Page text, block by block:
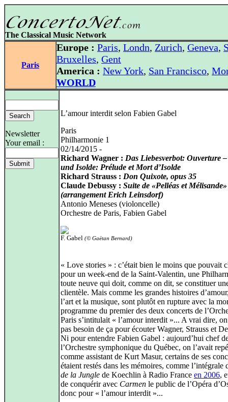
The Classical Music Network
Paris
Europe : Paris, Londn, Zurich, Geneva,
Bruxelles, Gent
America : New York, San Francisco,
WORLD
Newsletter
Your email :
L’amour interdit selon Fabien Gabel
Paris
Philharmonie 1
02/14/2015 -
Richard Wagner : Das Liebesverbot: Ouverture
und Isolde: Prélude et Mort d’Isolde
Richard Strauss : Don Quixote, opus 35
Claude Debussy : Suite de «Pelléas et Mélisande»
(arrangement Erich Leinsdorf)
Antonio Meneses (violoncelle)
Orchestre de Paris, Fabien Gabel
F. Gabel (© Gaëtan Bernard)
« Love stories » : c’était bien le moins que pouvait
pour un week-end de la Saint-Valentin, une
toute neuve qui doit, comme on dit, se constituer
clientèle. Mais comme les grandes histoires
l’art et la musique, sont plutôt en rupture avec la
programme du premier des deux concerts de
Paris s’intitulait « l’amour interdit »... A vrai dire,
pas besoin de ça pour écouter Wagner, Strauss et
Ni pour entendre Fabien Gabel : aujourd’hui chef
l’Orchestre symphonique du Québec, on l’avait
comme assistant de Kurt Masur, certains de ses
étaient restés dans les mémoires, comme l’intégrale
de la Jungle de Koechlin à Radio France en 2006,
de conquérir avec Carmen le public de l’Opéra
donc pour « l’amour interdit »...